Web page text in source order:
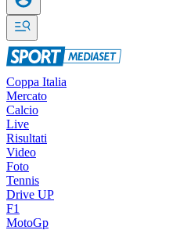
Coppa Italia
Mercato
Calcio
Live
Risultati
Video
Foto
Tennis
Drive UP
F1
MotoGp